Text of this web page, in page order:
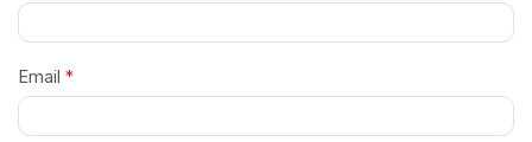
Email *